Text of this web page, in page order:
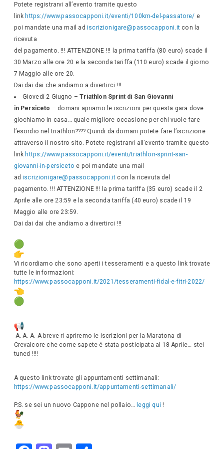
Potete registrarvi all’evento tramite questo
link https://www.passocapponi.it/eventi/100km-del-passatore/ e
poi mandate una mail adiscrizionigare@passocapponi.itcon la
ricevuta
del pagamento. !!! ATTENZIONE !!! la prima tariffa (80 euro) scade il
30 Marzo alle ore 20 e la seconda tariffa (110 euro) scade il giorno
7 Maggio alle ore 20.
Dai dai dai che andiamo a divertirci !!!
Giovedí 2 Giugno –Triathlon Sprint di San Giovanni
in Persiceto – domani apriamo le iscrizioni per questa gara dove
giochiamo in casa… quale migliore occasione per chi vuole fare
l’esordio nel triathlon???? Quindi da domani potete fare l’iscrizione
attraverso il nostro sito. Potete registrarvi all’evento tramite questo
link https://www.passocapponi.it/eventi/triathlon-sprint-san-
giovanni-in-persiceto e poi mandate una mail
adiscrizionigare@passocapponi.it con la ricevuta del
pagamento. !!! ATTENZIONE !!! la prima tariffa (35 euro) scade il 2
Aprile alle ore 23:59 e la seconda tariffa (40 euro) scade il 19
Maggio alle ore 23:59.
Dai dai dai che andiamo a divertirci !!!
Vi ricordiamo che sono aperti i tesseramenti e a questo link trovate
tutte le informazioni:
https://www.passocapponi.it/2021/tesseramenti-fidal-e-fitri-2022/
A. A. A. A breve ri-apriremo le iscrizioni per la Maratona di
Crevalcore che come sapete é stata posticipata al 18 Aprile… stei
tuned !!!!
A questo link trovate gli appuntamenti settimanali:
https://www.passocapponi.it/appuntamenti-settimanali/
P.S. se sei un nuovo Cappone nel pollaio… leggi qui !